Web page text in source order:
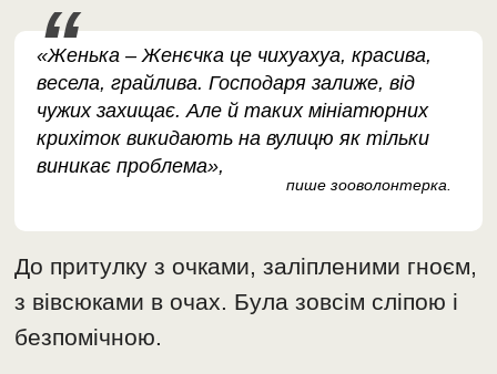
«Женька – Женєчка це чихуахуа, красива,
весела, грайлива. Господаря залиже, від
чужих захищає. Але й таких мініатюрних
крихіток викидають на вулицю як тільки
виникає проблема»,
пише зооволонтерка.
До притулку з очками, заліпленими гноєм,
з вівсюками в очах. Була зовсім сліпою і
безпомічною.